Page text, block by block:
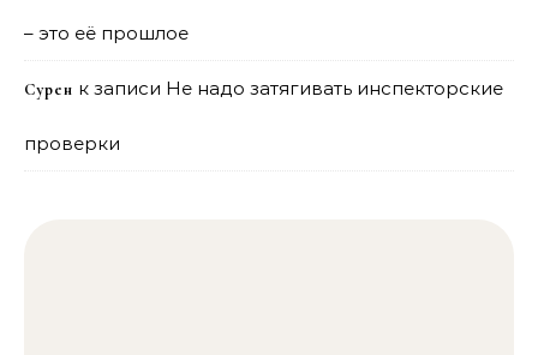
– это её прошлое
Сурен к записи Не надо затягивать инспекторские
проверки